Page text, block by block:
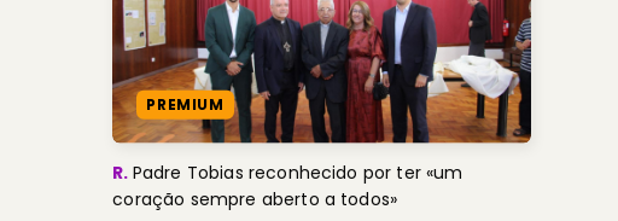
PREMIUM
R. Padre Tobias reconhecido por ter «um
coração sempre aberto a todos»